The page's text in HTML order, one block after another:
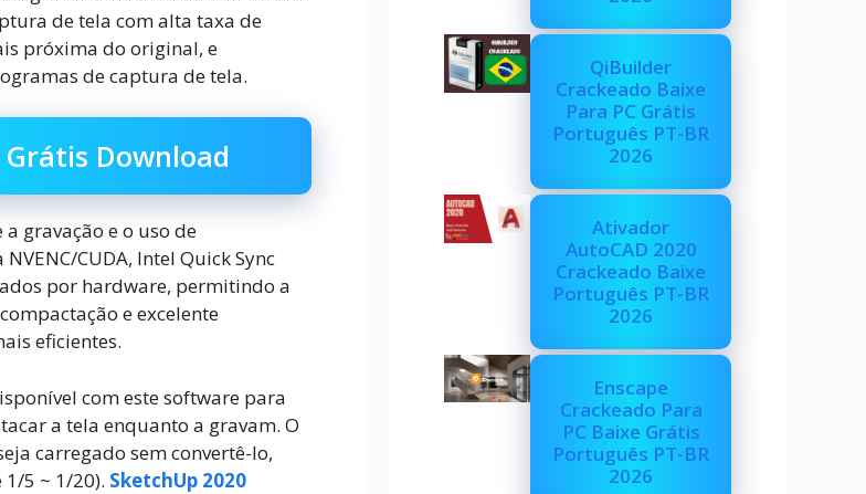
de tela com alta taxa de
próxima do original, e
de captura de tela.
Download
gravação e o uso de
CUDA, Intel Quick Sync
por hardware, permitindo a
e excelente
eficientes.
com este software para
a tela enquanto a gravam. O
carregado sem convertê-lo,
5 ~ 1/20). SketchUp 2020
QiBuilder
Crackeado Baixe
Para PC Grátis
Português PT-BR
2026
Ativador
AutoCAD 2020
Crackeado Baixe
Português PT-BR
2026
Enscape
Crackeado Para
PC Baixe Grátis
Português PT-BR
2026